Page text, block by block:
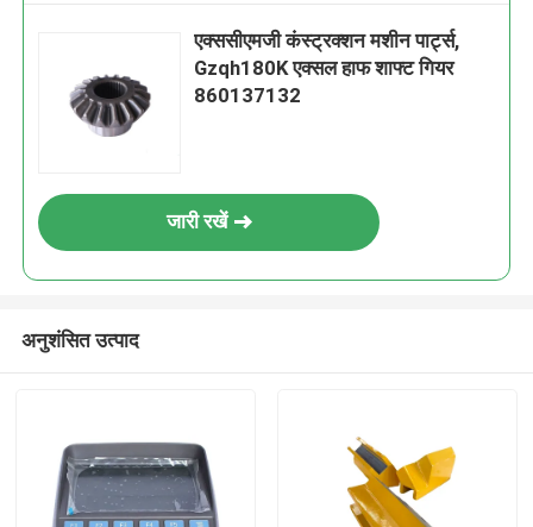
एक्ससीएमजी कंस्ट्रक्शन मशीन पार्ट्स,
Gzqh180K एक्सल हाफ शाफ्ट गियर
860137132
जारी रखें
अनुशंसित उत्पाद